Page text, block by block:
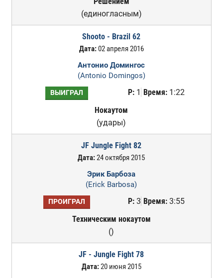
(единогласным)
Shooto - Brazil 62
Дата:02 апреля 2016
Антонио Домингос
(Antonio Domingos)
ВЫИГРАЛ Р:1 Время:1:22
Нокаутом
(удары)
JF Jungle Fight 82
Дата:24 октября 2015
Эрик Барбоза
(Erick Barbosa)
ПРОИГРАЛ Р:3 Время:3:55
Техническим нокаутом
()
JF - Jungle Fight 78
Дата:20 июня 2015